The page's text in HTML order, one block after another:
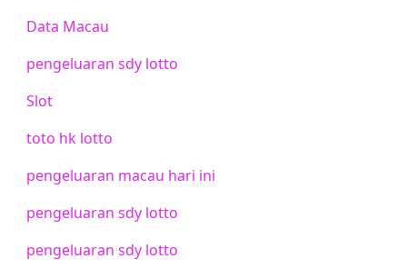
Data Macau
pengeluaran sdy lotto
Slot
toto hk lotto
pengeluaran macau hari ini
pengeluaran sdy lotto
pengeluaran sdy lotto